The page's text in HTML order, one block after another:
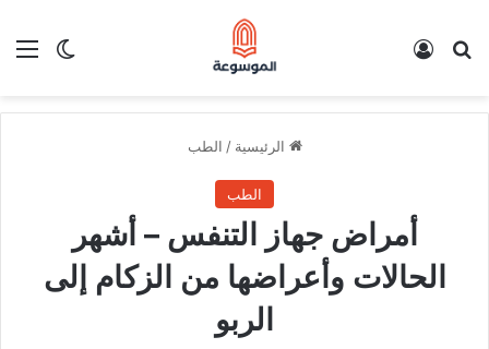
الوضع بحث عن
الرئيسية / الطب
الطب
أمراض جهاز التنفس – أشهر
الحالات وأعراضها من الزكام إلى
الربو